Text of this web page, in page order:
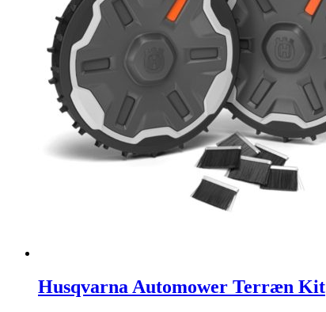
Husqvarna Automower Terræn Kit